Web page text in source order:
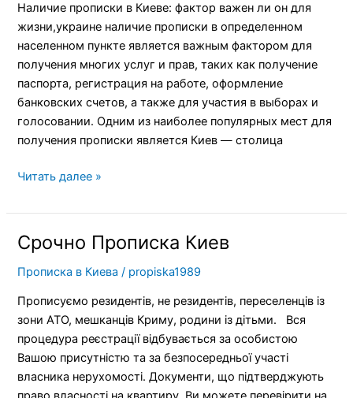
Наличие прописки в Киеве: фактор важен ли он для
жизни,украине наличие прописки в определенном
населенном пункте является важным фактором для
получения многих услуг и прав, таких как получение
паспорта, регистрация на работе, оформление
банковских счетов, а также для участия в выборах и
голосовании. Одним из наиболее популярных мест для
получения прописки является Киев — столица
ЛИ
ОН
ДЛЯ
ЖИЗНИ?
Читать далее »
Срочно Прописка Киев
Прописка в Киева / propiska1989
Прописуємо резидентів, не резидентів, переселенців із
зони АТО, мешканців Криму, родини із дітьми. Вся
процедура реєстрації відбувається за особистою
Вашою присутністю та за безпосередньої участі
власника нерухомості. Документи, що підтверджують
Срочно
Киев